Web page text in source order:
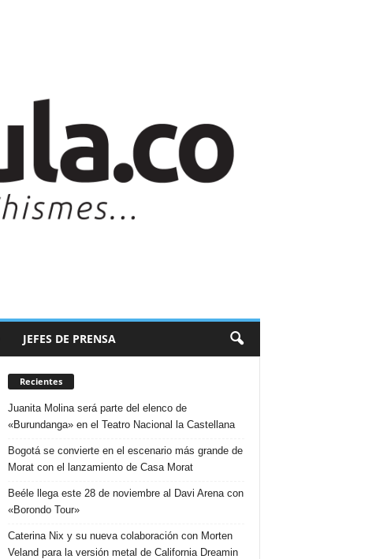
JEFES DE PRENSA
Recientes
Juanita Molina será parte del elenco de
«Burundanga» en el Teatro Nacional la Castellana
Bogotá se convierte en el escenario más grande de
Morat con el lanzamiento de Casa Morat
Beéle llega este 28 de noviembre al Davi Arena con
«Borondo Tour»
Caterina Nix y su nueva colaboración con Morten
Veland para la versión metal de California Dreamin